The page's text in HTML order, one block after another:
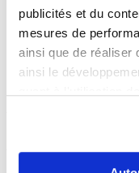
publicités et du
mesures de
ainsi que de réaliser
ainsi le
moment en
ou en cliquant sur
Campus Nation
8, avenue de Saint-Mandé
bureau A021
75012 Paris
Tél.: 01 45 87 41 55
Lundi : de 13h30 à